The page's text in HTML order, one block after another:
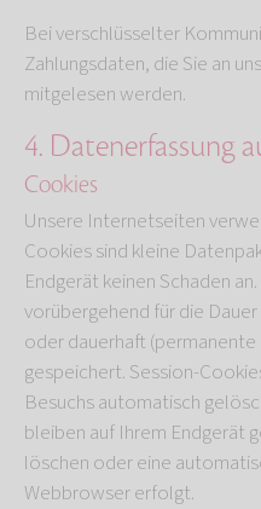
Bei verschlüsselter
Zahlungsdaten, die Sie an
mitgelesen werden.
4. Datenerfassung
Cookies
Unsere Internetseiten
Cookies sind kleine
Endgerät keinen Schaden
vorübergehend für die
oder dauerhaft
gespeichert. Session-
Besuchs automatisch
bleiben auf Ihrem Endgerät
löschen oder eine
Webbrowser erfolgt.